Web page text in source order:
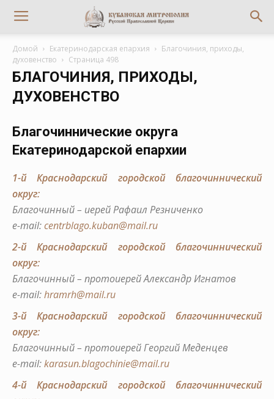
Домой Екатеринодарская епархия
Благочиния, приходы,
духовенство
Страница 498
БЛАГОЧИНИЯ, ПРИХОДЫ,
ДУХОВЕНСТВО
Благочиннические округа
Екатеринодарской епархии
1-й Краснодарский городской благочиннический
округ:
Благочинный – иерей Рафаил Резниченко
е-mail:centrblago.kuban@mail.ru
2-й Краснодарский городской благочиннический
округ:
Благочинный – протоиерей Александр Игнатов
е-mail:hramrh@mail.ru
3-й Краснодарский городской благочиннический
округ:
Благочинный – протоиерей Георгий Меденцев
е-mail:karasun.blagochinie@mail.ru
4-й Краснодарский городской благочиннический